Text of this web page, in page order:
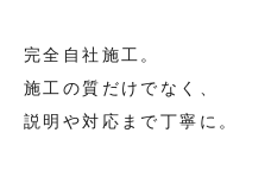
完全自社施工。
施工の質だけでなく、
説明や対応まで丁寧に。